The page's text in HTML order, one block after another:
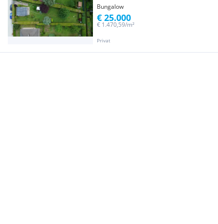
Bungalow
Privat
€ 1.470,59/m²
€ 25.000